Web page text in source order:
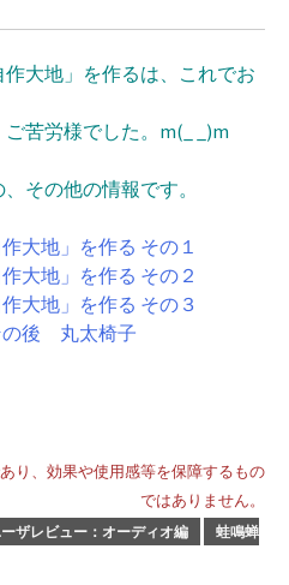
大地」を作るは、これでお
苦労様でした。m(_ _)m
その他の情報です。
大地」を作る その１
大地」を作る その２
大地」を作る その３
後 丸太椅子
り、効果や使用感等を保障するもの
ではありません。
ザレビュー：オーディオ編
蛙鳴蝉